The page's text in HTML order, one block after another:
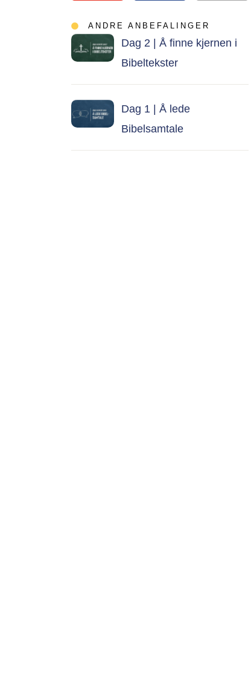
ANDRE ANBEFALINGER
Dag 2 | Å finne kjernen i
Bibeltekster
Dag 1 | Å lede
Bibelsamtale